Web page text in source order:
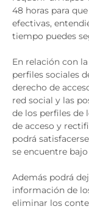
48 horas para
efectivas,
tiempo puedes
En relación con
perfiles sociales
derecho de
red social y las
de los perfiles de
de acceso y
podrá
se encuentre
Además podrá
información de
eliminar los